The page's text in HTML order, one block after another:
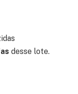
desse lote.